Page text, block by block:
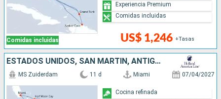
Comidas incluidas US$ 1,246 +Tasas
Experiencia Premium
Comidas incluidas
ESTADOS UNIDOS, SAN MARTÍN, ANTIGUA Y BARBUDA, SANTA LUCIA, BAHAMAS
MS Zuiderdam 11 d Miami 07/04/2027
Cocina refinada